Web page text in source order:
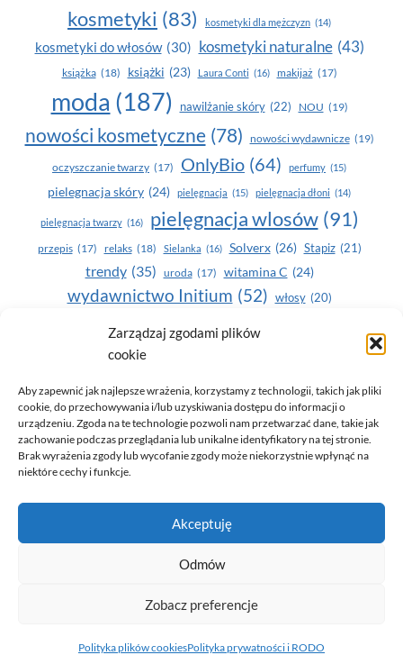
Zarządzaj zgodami plików
cookie
Aby zapewnić jak najlepsze wrażenia, korzystamy z technologii, takich jak pliki
cookie, do przechowywania i/lub uzyskiwania dostępu do informacji o
urządzeniu. Zgoda na te technologie pozwoli nam przetwarzać dane, takie jak
zachowanie podczas przeglądania lub unikalne identyfikatory na tej stronie.
Brak wyrażenia zgody lub wycofanie zgody może niekorzystnie wpłynąć na
niektóre cechy i funkcje.
Akceptuję
Odmów
Zobacz preferencje
Polityka plików cookiesPolityka prywatności i RODO
kosmetyki (83) kosmetyki dla mężczyzn (14)
kosmetyki do włosów (30) kosmetyki naturalne (43)
książka (18) książki (23) Laura Conti (16) makijaż (17)
moda (187) nawilżanie skóry (22) NOU (19)
nowości kosmetyczne (78) nowości wydawnicze (19)
oczyszczanie twarzy (17) OnlyBio (64) perfumy (15)
pielegnacja skóry (24) pielęgnacja (15) pielęgnacja dłoni (14)
pielęgnacja twarzy (16) pielęgnacja wlosów (91)
przepis (17) relaks (18) Sielanka (16) Solverx (26) Stapiz (21)
trendy (35) uroda (17) witamina C (24)
wydawnictwo Initium (52) włosy (20)
Yasumi(164) zdrowe zęby
zdrowie
© 2026 Only You - portal dla kobiet (uroda, moda, zdrowie)
opracowanie:AZDOBRESTRONY
Polityka prywatności i RODO
Polityka plików cookies (EU)